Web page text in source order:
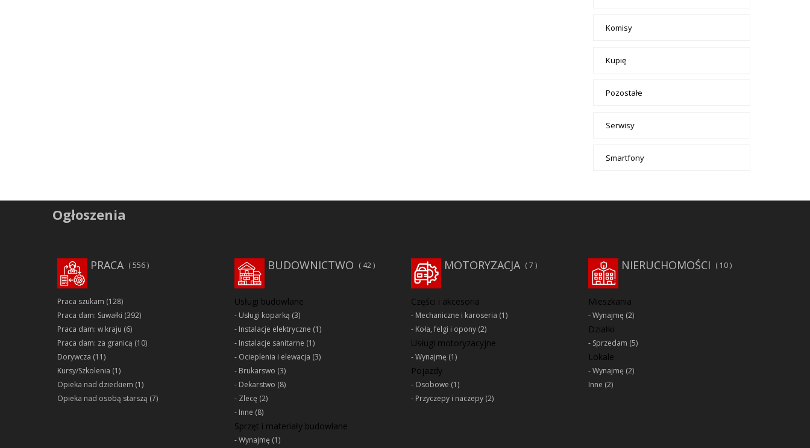
Komisy
Kupię
Pozostałe
Serwisy
Smartfony
Ogłoszenia
PRACA 556
Praca szukam (128)
Praca dam: Suwałki (392)
Praca dam: w kraju (6)
Praca dam: za granicą (10)
Dorywcza (11)
Kursy/Szkolenia (1)
Opieka nad dzieckiem (1)
Opieka nad osobą starszą (7)
BUDOWNICTWO 42
Usługi budowlane
Usługi koparką (3)
Instalacje elektryczne (1)
Instalacje sanitarne (1)
Ocieplenia i elewacja (3)
Brukarswo (3)
Dekarstwo (8)
Zlecę (2)
Inne (8)
Sprzęt i materiały budowlane
Wynajmę (1)
MOTORYZACJA 7
Części i akcesoria
Mechaniczne i karoseria (1)
Koła, felgi i opony (2)
Usługi motoryzacyjne
Wynajmę (1)
Pojazdy
Osobowe (1)
Przyczepy i naczepy (2)
NIERUCHOMOŚCI 10
Mieszkania
Wynajmę (2)
Działki
Sprzedam (5)
Lokale
Wynajmę (2)
Inne (2)